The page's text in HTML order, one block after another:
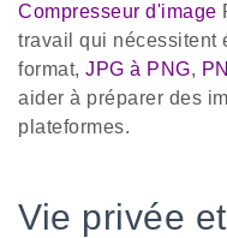
Compresseur d'image
travail qui nécessitent
format, JPG à PNG,
aider à préparer des
plateformes.
Vie privée